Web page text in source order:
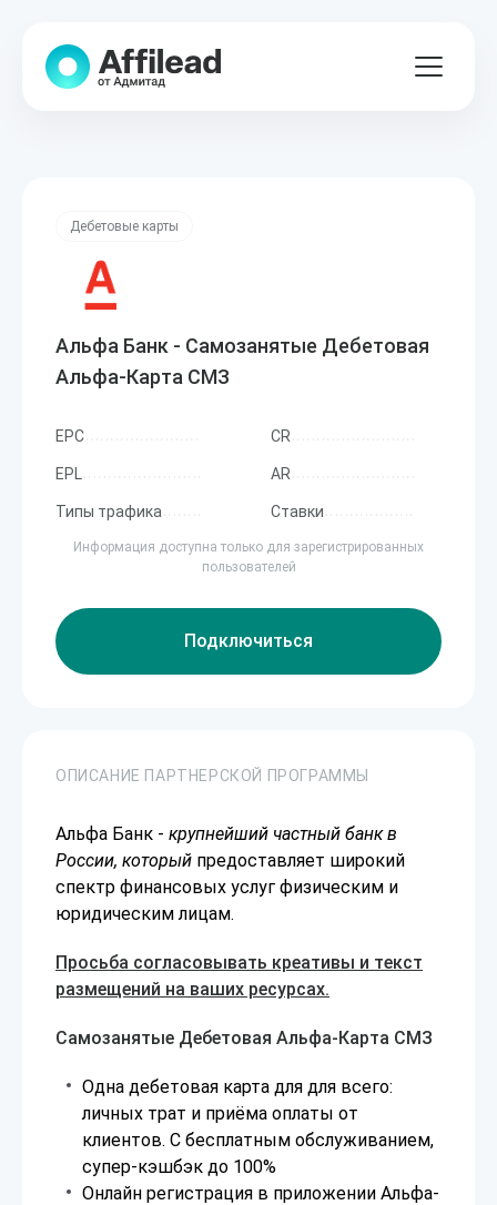
Дебетовые карты
Альфа Банк - Самозанятые Дебетовая
Альфа-Карта СМЗ
EPC CR
EPL AR
Типы трафика Ставки
Информация доступна только для зарегистрированных
пользователей
Подключиться
ОПИСАНИЕ ПАРТНЕРСКОЙ ПРОГРАММЫ
Альфа Банк - крупнейший частный банк в
России, который предоставляет широкий
спектр финансовых услуг физическим и
юридическим лицам.
Просьба согласовывать креативы и текст
размещений на ваших ресурсах.
Самозанятые Дебетовая Альфа-Карта СМЗ
Одна дебетовая карта для для всего:
личных трат и приёма оплаты от
клиентов. С бесплатным обслуживанием,
супер-кэшбэк до 100%
Онлайн регистрация в приложении Альфа-